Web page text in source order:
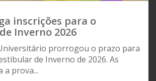
inscrições para o
Inverno 2026
prorrogou o prazo para
de Inverno de 2026. As
a prova...